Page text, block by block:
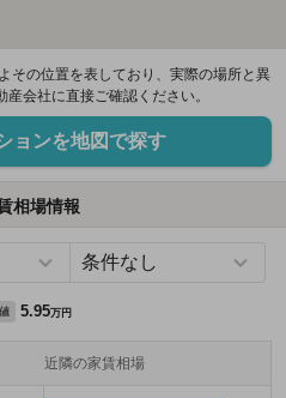
その位置を表しており、実際の場所と異
会社に直接ご確認ください。
ョンを地図で探す
相場情報
5.95万円
近隣の家賃相場